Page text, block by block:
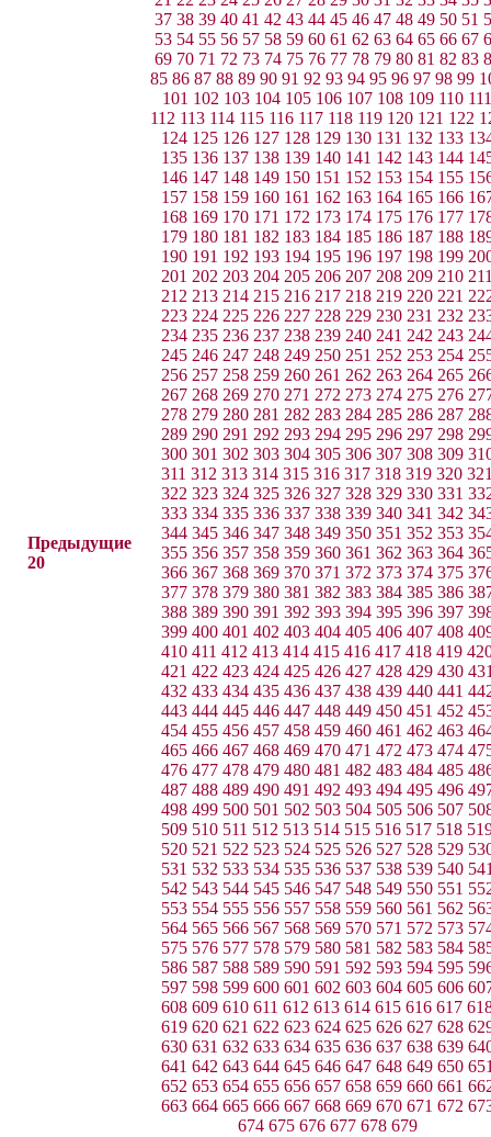
Предыдущие
20
37 38 39 40 41 42 43 44 45 46 47 48 49 50 51
53 54 55 56 57 58 59 60 61 62 63 64 65 66 67
69 70 71 72 73 74 75 76 77 78 79 80 81 82 83
85 86 87 88 89 90 91 92 93 94 95 96 97 98 99
101 102 103 104 105 106 107 108 109 110 111
112 113 114 115 116 117 118 119 120 121 122
124 125 126 127 128 129 130 131 132 133
135 136 137 138 139 140 141 142 143 144
146 147 148 149 150 151 152 153 154 155
157 158 159 160 161 162 163 164 165 166
168 169 170 171 172 173 174 175 176 177
179 180 181 182 183 184 185 186 187 188
190 191 192 193 194 195 196 197 198 199
201 202 203 204 205 206 207 208 209 210
212 213 214 215 216 217 218 219 220 221
223 224 225 226 227 228 229 230 231 232
234 235 236 237 238 239 240 241 242 243
245 246 247 248 249 250 251 252 253 254
256 257 258 259 260 261 262 263 264 265
267 268 269 270 271 272 273 274 275 276
278 279 280 281 282 283 284 285 286 287
289 290 291 292 293 294 295 296 297 298
300 301 302 303 304 305 306 307 308 309
311 312 313 314 315 316 317 318 319 320
322 323 324 325 326 327 328 329 330 331
333 334 335 336 337 338 339 340 341 342
344 345 346 347 348 349 350 351 352 353
355 356 357 358 359 360 361 362 363 364
366 367 368 369 370 371 372 373 374 375
377 378 379 380 381 382 383 384 385 386
388 389 390 391 392 393 394 395 396 397
399 400 401 402 403 404 405 406 407 408
410 411 412 413 414 415 416 417 418 419
421 422 423 424 425 426 427 428 429 430
432 433 434 435 436 437 438 439 440 441
443 444 445 446 447 448 449 450 451 452
454 455 456 457 458 459 460 461 462 463
465 466 467 468 469 470 471 472 473 474
476 477 478 479 480 481 482 483 484 485
487 488 489 490 491 492 493 494 495 496
498 499 500 501 502 503 504 505 506 507
509 510 511 512 513 514 515 516 517 518
520 521 522 523 524 525 526 527 528 529
531 532 533 534 535 536 537 538 539 540
542 543 544 545 546 547 548 549 550 551
553 554 555 556 557 558 559 560 561 562
564 565 566 567 568 569 570 571 572 573
575 576 577 578 579 580 581 582 583 584
586 587 588 589 590 591 592 593 594 595
597 598 599 600 601 602 603 604 605 606
608 609 610 611 612 613 614 615 616 617
619 620 621 622 623 624 625 626 627 628
630 631 632 633 634 635 636 637 638 639
641 642 643 644 645 646 647 648 649 650
652 653 654 655 656 657 658 659 660 661
663 664 665 666 667 668 669 670 671 672
674 675 676 677 678 679